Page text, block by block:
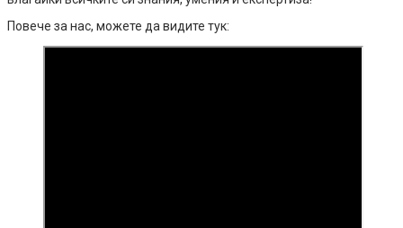
Повече за нас, можете да видите тук: